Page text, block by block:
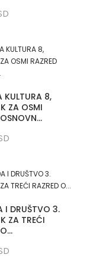
KULTURA 8,
ZA OSMI
I DRUŠTVO 3.
ZA TREĆI